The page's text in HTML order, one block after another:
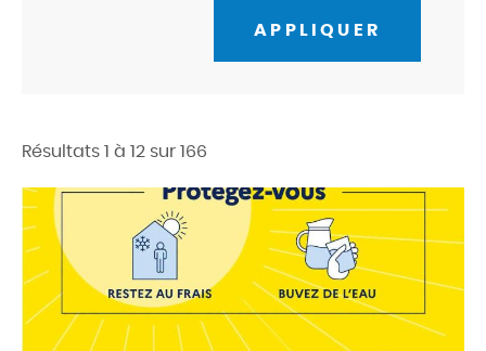
APPLIQUER
Résultats 1 à 12 sur 166